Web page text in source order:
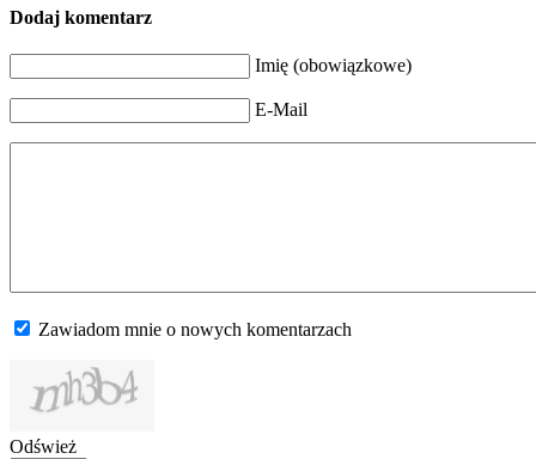
Dodaj komentarz
Imię (obowiązkowe)
E-Mail
Zawiadom mnie o nowych komentarzach
Odśwież